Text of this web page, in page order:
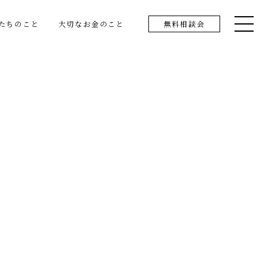
ちのこと 大切なお金のこと 無料相談会